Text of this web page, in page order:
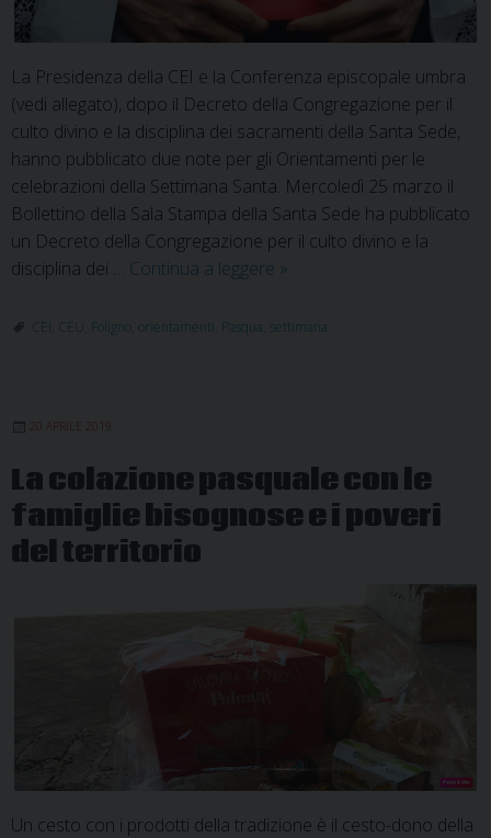
La Presidenza della CEI e la Conferenza episcopale umbra
(vedi allegato), dopo il Decreto della Congregazione per il
culto divino e la disciplina dei sacramenti della Santa Sede,
hanno pubblicato due note per gli Orientamenti per le
celebrazioni della Settimana Santa. Mercoledì 25 marzo il
Bollettino della Sala Stampa della Santa Sede ha pubblicato
un Decreto della Congregazione per il culto divino e la
disciplina dei … Continua a leggere In
di
Settimana
Santa
»
CEI CEU Foligno orientamenti Pasqua settimana
20 APRILE 2019
La colazione pasquale con le
famiglie bisognose e i poveri
del territorio
Un cesto con i prodotti della tradizione è il cesto-dono della